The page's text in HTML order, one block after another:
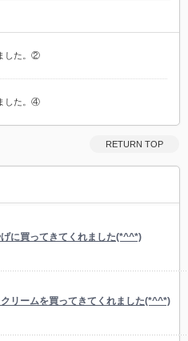
した。②
した。④
RETURN TOP
に買ってきてくれました(*^^*)
リームを買ってきてくれました(*^^*)